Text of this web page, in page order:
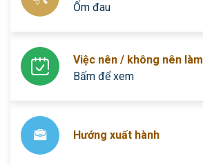
Ốm đau
Việc nên / không nên làm
Bấm để xem
Hướng xuất hành